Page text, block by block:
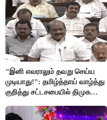
"இனி எவராலும் தவறு செய்ய
முடியாது!": தமிழ்த்தாய் வாழ்த்து
குறித்து சட்டசபையில் திமுக